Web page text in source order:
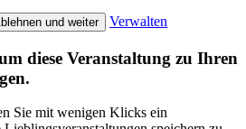
und weiter Verwalten
diese Veranstaltung zu Ihren
Sie mit wenigen Klicks ein